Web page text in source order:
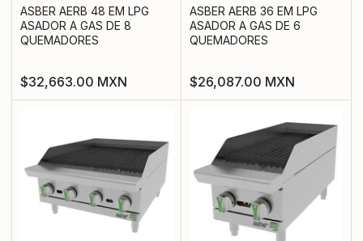
ASBER AERB 48 EM LPG
ASADOR A GAS DE 8
QUEMADORES
Precio
regular
$32,663.00 MXN
ASBER AERB 36 EM LPG
ASADOR A GAS DE 6
QUEMADORES
Precio
regular
$26,087.00 MXN